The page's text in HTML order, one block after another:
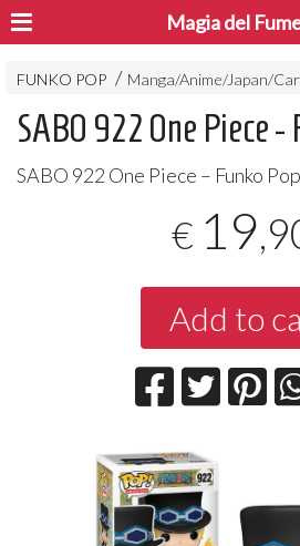
Magia del
FUNKO POP Manga/Anime/Japan/
SABO 922 One Piece -
SABO 922 One Piece – Funko Pop
€ 19
Add to